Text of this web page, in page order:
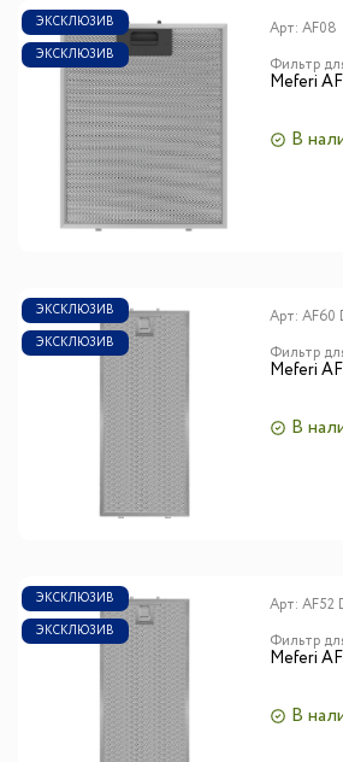
ЭКСКЛЮЗИВ
ЭКСКЛЮЗИВ
Арт: AF08
Фильтр
Meferi
В
ЭКСКЛЮЗИВ
ЭКСКЛЮЗИВ
Арт: AF60
Фильтр
Meferi
В
ЭКСКЛЮЗИВ
ЭКСКЛЮЗИВ
Арт: AF52
Фильтр
Meferi
В